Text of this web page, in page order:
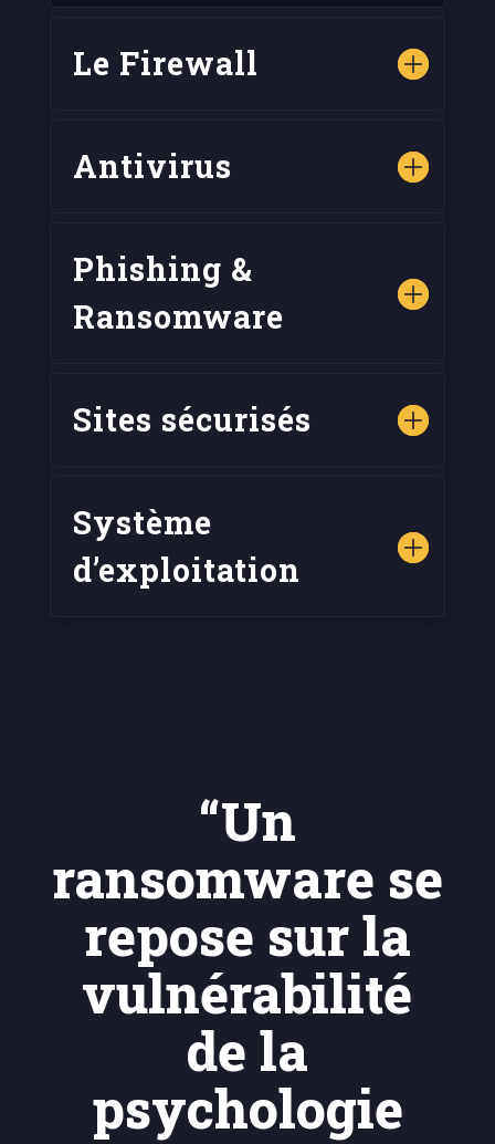
Le Firewall
Antivirus
Phishing &
Ransomware
Sites sécurisés
Système
d’exploitation
“Un
ransomware se
repose sur la
vulnérabilité
de la
psychologie